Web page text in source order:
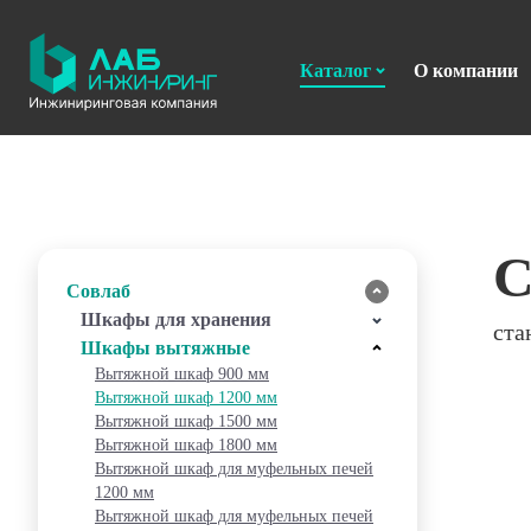
Каталог О компании
Совлаб
Шкафы для хранения
Реактивов
Документов
Посуды
Шкафы вытяжные
Вытяжной шкаф 900 мм
Вытяжной шкаф 1200 мм
Вытяжной шкаф 1500 мм
Вытяжной шкаф 1800 мм
Вытяжной шкаф для муфельных печей
1200 мм
Вытяжной шкаф для муфельных печей